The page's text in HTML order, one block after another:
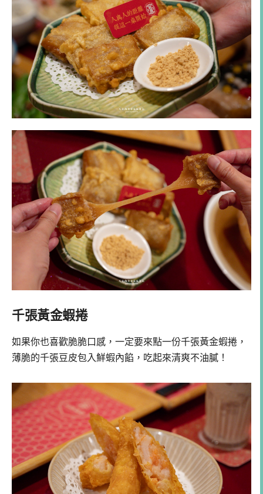
千張黃金蝦捲
如果你也喜歡脆脆口感，一定要來點一份千張黃金蝦捲，
薄脆的千張豆皮包入鮮蝦內餡，吃起來清爽不油膩！